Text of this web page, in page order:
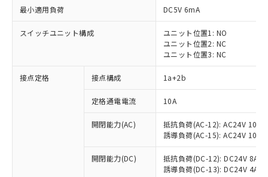
最小適用負荷 DC5V 6mA
スイッチユニット構成
ユニット位置1: NO
ユニット位置2: NC
ユニット位置3: NC
接点定格 接点構成 1a+2b
定格通電電流 10A
開閉能力(AC)
抵抗負荷(AC-12): AC24V 10A/
誘導負荷(AC-15): AC24V
開閉能力(DC)
抵抗負荷(DC-12): DC24V 8A/
誘導負荷(DC-13): DC24V 4A/
ご利用条件
対応済み：EU RoHS指令（10物質）の
非含有に対応した製品が提供可能な商品で
有に対応した製品に切り替える予定のある